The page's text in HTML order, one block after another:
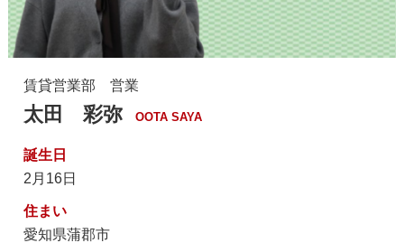
賃貸営業部 営業
太田 彩弥 OOTA SAYA
誕生日
2月16日
住まい
愛知県蒲郡市